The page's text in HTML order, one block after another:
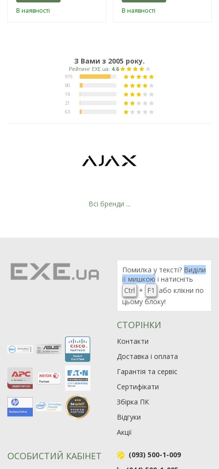
В наявності В наявності
З Вами з 2005 року.
Всі бренди ...
Помилка у тексті? Виділи
її мишкою і натисніть
Ctrl + F1
або клікни по
цьому блоку!
СТОРІНКИ
Контакти
Доставка і оплата
Гарантія та сервіс
Сертифікати
Збірка ПК
Відгуки
Акції
ОСОБИСТИЙ КАБІНЕТ
(093) 500-1-009